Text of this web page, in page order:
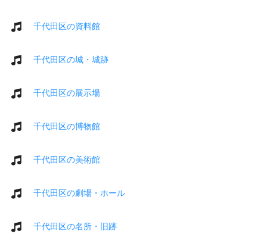
千代田区の資料館
千代田区の城・城跡
千代田区の展示場
千代田区の博物館
千代田区の美術館
千代田区の劇場・ホール
千代田区の名所・旧跡